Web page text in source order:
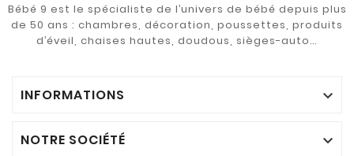
Bébé 9 est le spécialiste de l’univers de bébé depuis plus
de 50 ans : chambres, décoration, poussettes, produits
d’éveil, chaises hautes, doudous, sièges-auto…
INFORMATIONS 
NOTRE SOCIÉTÉ 